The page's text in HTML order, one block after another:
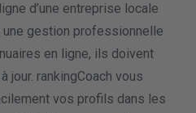
d’une entreprise locale
gestion professionnelle
en ligne, ils doivent
jour. rankingCoach vous
vos profils dans les